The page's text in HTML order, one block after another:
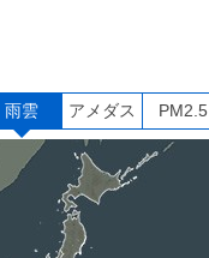
雨雲 アメダス PM2.5